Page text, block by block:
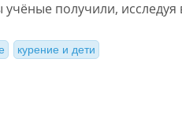
учёные получили,
курение и дети